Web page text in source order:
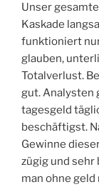
Unser
Kaskade
funktioniert
glauben,
Totalverlust.
gut. Analysten
tagesgeld
beschäftigst.
Gewinne
zügig und sehr
man ohne